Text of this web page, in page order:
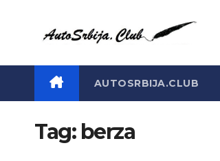
AUTOSRBIJA.CLUB
Tag: berza